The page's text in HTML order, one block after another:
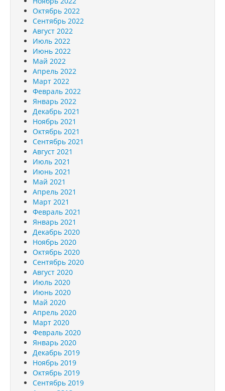
Октябрь 2022
Сентябрь 2022
Август 2022
Июль 2022
Июнь 2022
Май 2022
Апрель 2022
Март 2022
Февраль 2022
Январь 2022
Декабрь 2021
Ноябрь 2021
Октябрь 2021
Сентябрь 2021
Август 2021
Июль 2021
Июнь 2021
Май 2021
Апрель 2021
Март 2021
Февраль 2021
Январь 2021
Декабрь 2020
Ноябрь 2020
Октябрь 2020
Сентябрь 2020
Август 2020
Июль 2020
Июнь 2020
Май 2020
Апрель 2020
Март 2020
Февраль 2020
Январь 2020
Декабрь 2019
Ноябрь 2019
Октябрь 2019
Сентябрь 2019